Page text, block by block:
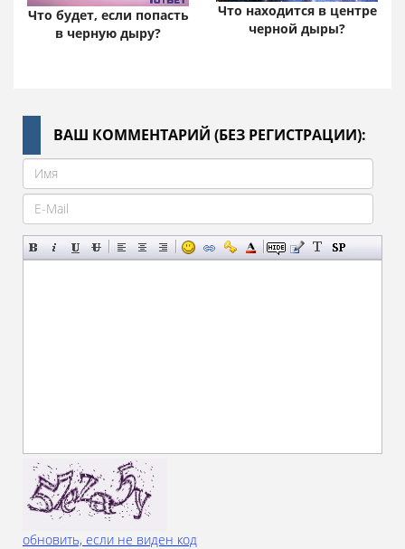
Что будет, если попасть
в черную дыру?
Что находится в центре
черной дыры?
ВАШ КОММЕНТАРИЙ (БЕЗ РЕГИСТРАЦИИ):
обновить, если не виден код